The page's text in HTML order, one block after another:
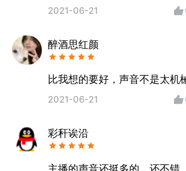
2021-06-21
醉酒思红颜ゝ
比我想的要好，声音不是太机
2021-06-21
彩秆诶沿
主播的声音还挺多的，还不错